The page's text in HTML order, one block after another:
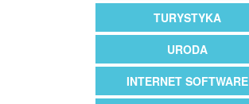
TURYSTYKA
URODA
INTERNET SOFTWARE